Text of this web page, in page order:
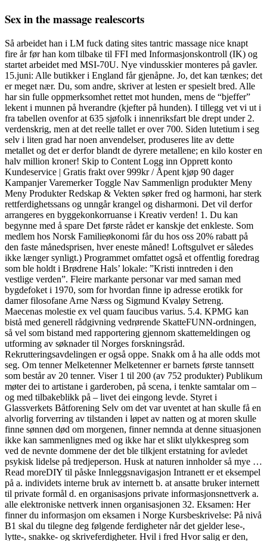
Sex in the massage realescorts
Så arbeidet han i LM fuck dating sites tantric massage nice knapt
fire år før han kom tilbake til FFI med Informasjonskontroll (IK) og
startet arbeidet med MSI-70U. Nye vindusskier monteres på gavler.
15.juni: Alle butikker i England får gjenåpne. Jo, det kan tænkes; det
er meget nær. Du, som andre, skriver at lesten er spesielt bred. Alle
har sin fulle oppmerksomhet rettet mot hunden, mens de “bjeffer”
lekent i munnen på hverandre (kjefter på hunden). I tillegg vet vi ut i
fra tabellen ovenfor at 635 sjøfolk i innenriksfart ble drept under 2.
verdenskrig, men at det reelle tallet er over 700. Siden lutetium i seg
selv i liten grad har noen anvendelser, produseres lite av dette
metallet og det er derfor blandt de dyrere metallene; en kilo koster en
halv million kroner! Skip to Content Logg inn Opprett konto
Kundeservice | Gratis frakt over 999kr / Åpent kjøp 90 dager
Kampanjer Varemerker Toggle Nav Sammenlign produkter Meny
Meny Produkter Redskap & Vekten søker fred og harmoni, har sterk
rettferdighetssans og unngår krangel og disharmoni. Det vil derfor
arrangeres en byggekonkorruanse i Kreativ verden! 1. Du kan
begynne med å spare Det første rådet er kanskje det enkleste. Som
medlem hos Norsk Familieøkonomi får du hos oss 20% rabatt på
den faste månedsprisen, hver eneste måned! Loftsgulvet er således
ikke længer synligt.) Programmet omfattet også et offentlig foredrag
som ble holdt i Brødrene Hals’ lokale: ”Kristi inntreden i den
vestlige verden”. Fleire markante personar var med saman med
bygdefoket i 1970, som for hvordan finne ip adresse erotikk for
damer filosofane Arne Næss og Sigmund Kvaløy Setreng.
Maecenas molestie ex vel quam faucibus varius. 5.4. KPMG kan
bistå med generell rådgivning vedrørende SkatteFUNN-ordningen,
så vel som bistand med rapportering gjennom skattemeldingen og
utforming av søknader til Norges forskningsråd.
Rekrutteringsavdelingen er også oppe. Snakk om å ha alle odds mot
seg. Om tenner Melketenner Melketenner er barnets første tannsett
som består av 20 tenner. Viser 1 til 200 (av 752 produkter) Publikum
møter dei to artistane i garderoben, på scena, i tenkte samtalar om –
og med tilbakeblikk på – livet dei eingong levde. Styret i
Glassverkets Båtforening Selv om det var uventet at han skulle få en
alvorlig forverring av tilstanden i løpet av natten og at moren skulle
finne sønnen død om morgenen, finner nemnda at denne situasjonen
ikke kan sammenlignes med og ikke har et slikt ulykkespreg som
ved de nevnte dommene der det ble tilkjent erstatning for avledet
psykisk lidelse på tredjeperson. Husk at naturen innholder så mye …
Read moreDIY til påske Innleggsnavigasjon Intranett er et eksempel
på a. individets interne bruk av internett b. at ansatte bruker internett
til private formål d. en organisasjons private informasjonsnettverk a.
alle elektroniske nettverk innen organisasjonen 32. Eksamen: Her
finner du informasjon om eksamen i Norge Kursbeskrivelse: På nivå
B1 skal du tilegne deg følgende ferdigheter når det gjelder lese-,
lytte-, snakke- og skriveferdigheter. Hvil i fred Hvor salig er den,